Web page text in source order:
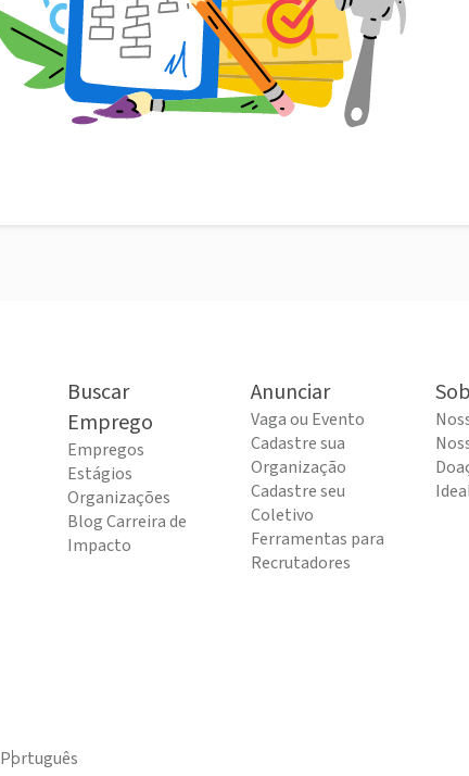
Buscar
Emprego
Empregos
Estágios
Organizações
Blog Carreira de
Impacto
Anunciar
Vaga ou Evento
Cadastre sua
Organização
Cadastre seu
Coletivo
Ferramentas para
Recrutadores
Português